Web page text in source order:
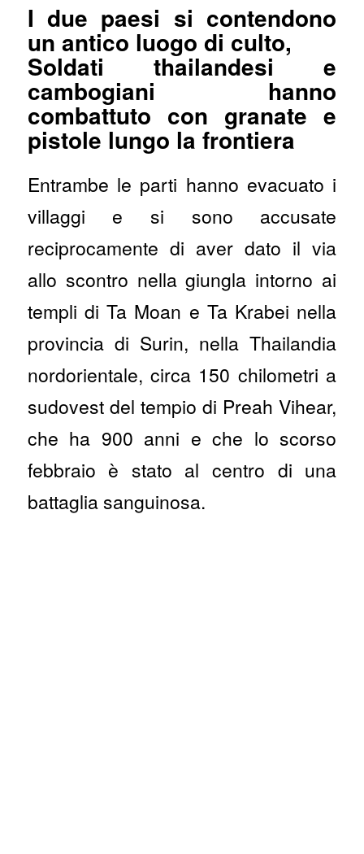
I due paesi si contendono
un antico luogo di culto,
Soldati thailandesi e
cambogiani hanno
combattuto con granate e
pistole lungo la frontiera
Entrambe le parti hanno evacuato i
villaggi e si sono accusate
reciprocamente di aver dato il via
allo scontro nella giungla intorno ai
templi di Ta Moan e Ta Krabei nella
provincia di Surin, nella Thailandia
nordorientale, circa 150 chilometri a
sudovest del tempio di Preah Vihear,
che ha 900 anni e che lo scorso
febbraio è stato al centro di una
battaglia sanguinosa.